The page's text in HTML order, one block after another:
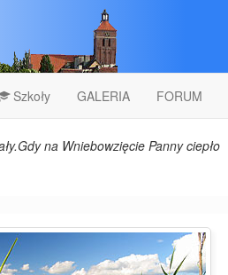
Szkoły GALERIA FORUM
na Wniebowzięcie Panny ciepło